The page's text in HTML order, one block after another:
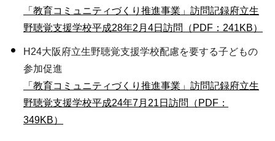
「教育コミュニティづくり推進事業」訪問記録府立生
野聴覚支援学校平成28年2月4日訪問
（PDF：241KB）
H24大阪府立生野聴覚支援学校配慮を要する子どもの
参加促進
「教育コミュニティづくり推進事業」訪問記録府立生
野聴覚支援学校平成24年7月21日訪問（PDF：
349KB）